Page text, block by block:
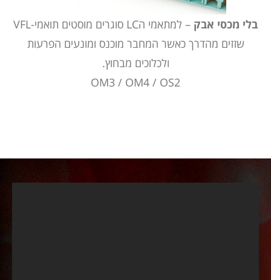
בלי מכסי אבק
– למתאמי הLC סוגרים מוסטים תואמי-VFL
שזזים מהדרך כאשר המחבר מוכנס ומונעים הפרעות
ולכלוכים מבחוץ.
OM3 / OM4 / OS2